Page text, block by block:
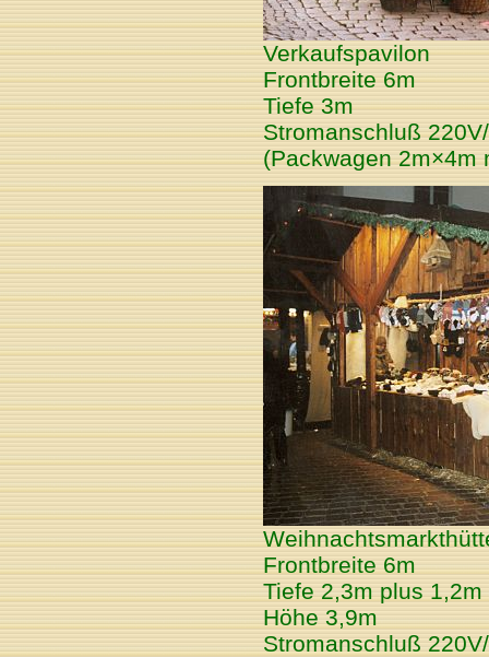
Verkaufspavilon
Frontbreite 6m
Tiefe 3m
Stromanschluß
(Packwagen 2m×4m
Frontbreite 6m
Tiefe 2,3m plus
Höhe 3,9m
Stromanschluß